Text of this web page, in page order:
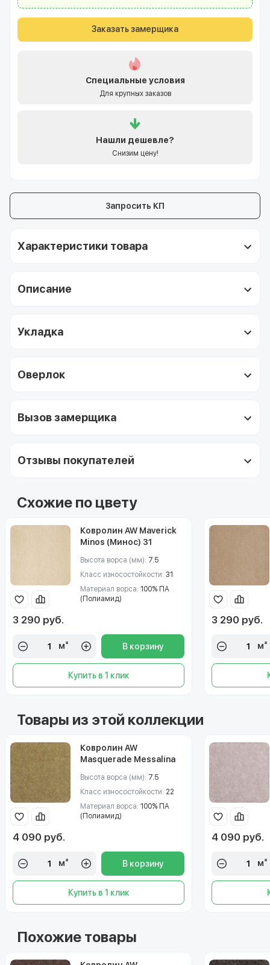
Заказать замерщика
Специальные условия
Для крупных заказов
Нашли дешевле?
Снизим цену!
Запросить КП
Характеристики товара
Описание
Укладка
Оверлок
Вызов замерщика
Отзывы покупателей
Схожие по цвету
Ковролин AW Maverick
Minos (Минос) 31
Высота ворса (мм): 7.5
Класс износостойкости: 31
Материал ворса: 100% ПА
(Полиамид)
3 290 руб.
м² В корзину
Купить в 1 клик
3 290 руб.
м²
Товары из этой коллекции
Ковролин AW
Masquerade Messalina
Высота ворса (мм): 7.5
Класс износостойкости: 22
Материал ворса: 100% ПА
(Полиамид)
4 090 руб.
м² В корзину
Купить в 1 клик
4 090 руб.
м²
Похожие товары